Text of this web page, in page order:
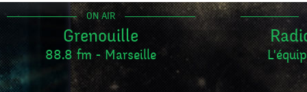
ON AIR
Grenouille
88.8 fm - Marseille